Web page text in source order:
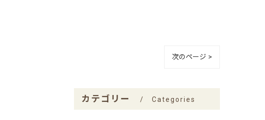
次のページ >
カテゴリー Categories